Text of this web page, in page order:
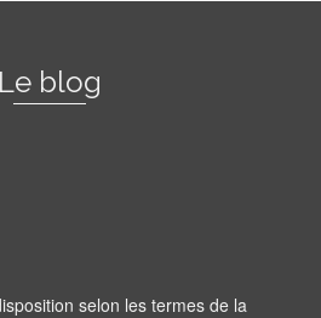
Le blog
selon les termes de la